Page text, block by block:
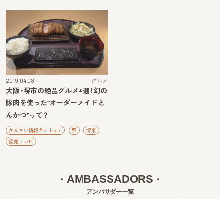
2019.04.08 グルメ
大阪・堺市の絶品グルメ4選！幻の
豚肉を使った“オーダーメイドと
んかつ”って？
かんさい情報ネットten. 堺
堺東
読売テレビ
AMBASSADORS
アンバサダー一覧